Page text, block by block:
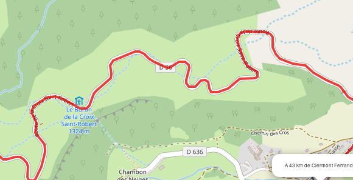
A 43 km de Clermont Ferrand